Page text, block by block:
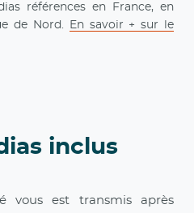
références en France, en
de Nord.
En savoir + sur le
inclus
vous est transmis après